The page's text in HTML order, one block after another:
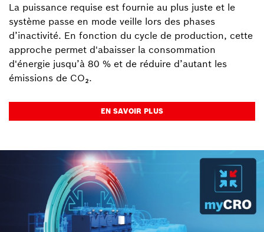
La puissance requise est fournie au plus juste et le
système passe en mode veille lors des phases
d’inactivité. En fonction du cycle de production, cette
approche permet d'abaisser la consommation
d'énergie jusqu’à 80 % et de réduire d’autant les
émissions de CO₂.
EN SAVOIR PLUS